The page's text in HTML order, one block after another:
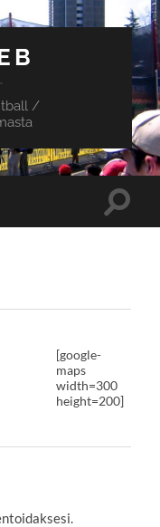
/
Toggle
[google-
maps
width=300
height=200]